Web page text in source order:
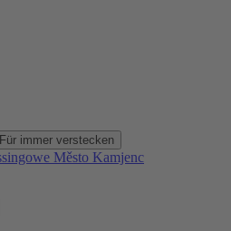
Für immer verstecken